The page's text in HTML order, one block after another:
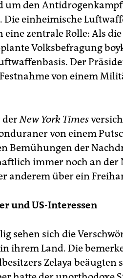
um den
Die einheimische
eine zentrale Rolle: Als
Volksbefragung
Der
von einem
der New York Times
von einem
Bemühungen der
immer noch an der
anderem über ein
und US-Interessen
sehen sich die
ihrem Land. Die
Zelaya beäugten